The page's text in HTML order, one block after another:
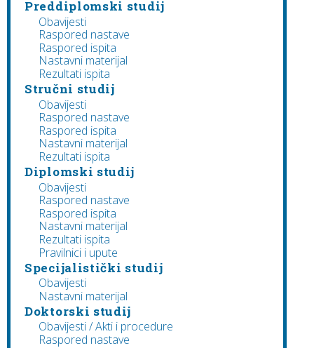
Preddiplomski studij
Obavijesti
Raspored nastave
Raspored ispita
Nastavni materijal
Rezultati ispita
Stručni studij
Obavijesti
Raspored nastave
Raspored ispita
Nastavni materijal
Rezultati ispita
Diplomski studij
Obavijesti
Raspored nastave
Raspored ispita
Nastavni materijal
Rezultati ispita
Pravilnici i upute
Specijalistički studij
Obavijesti
Nastavni materijal
Doktorski studij
Obavijesti / Akti i procedure
Raspored nastave